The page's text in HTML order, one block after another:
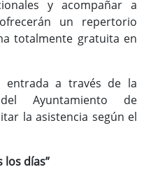
y acompañar a
un repertorio
totalmente gratuita en
entrada a través de la
Ayuntamiento de
la asistencia según el
días”